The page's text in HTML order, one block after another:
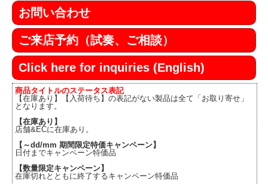
お問い合わせ
ご来店予約（試奏、ご相談）
Click here for inquiries (English)
商品タイトルのステータス表記
【在庫あり】【入荷待ち】の表記がない製品は全て「お取り寄せ」
となります。
【在庫あり】
店舗&ECに在庫あり。
【～dd/mm 期間限定特価キャンペーン】
日付までキャンペーン特価品
【数量限定キャンペーン】
在庫切れとともに終了するキャンペーン特価品